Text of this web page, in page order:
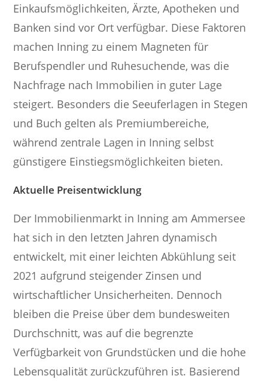
Einkaufsmöglichkeiten, Ärzte, Apotheken und
Banken sind vor Ort verfügbar. Diese Faktoren
machen Inning zu einem Magneten für
Berufspendler und Ruhesuchende, was die
Nachfrage nach Immobilien in guter Lage
steigert. Besonders die Seeuferlagen in Stegen
und Buch gelten als Premiumbereiche,
während zentrale Lagen in Inning selbst
günstigere Einstiegsmöglichkeiten bieten.
Aktuelle Preisentwicklung
Der Immobilienmarkt in Inning am Ammersee
hat sich in den letzten Jahren dynamisch
entwickelt, mit einer leichten Abkühlung seit
2021 aufgrund steigender Zinsen und
wirtschaftlicher Unsicherheiten. Dennoch
bleiben die Preise über dem bundesweiten
Durchschnitt, was auf die begrenzte
Verfügbarkeit von Grundstücken und die hohe
Lebensqualität zurückzuführen ist. Basierend